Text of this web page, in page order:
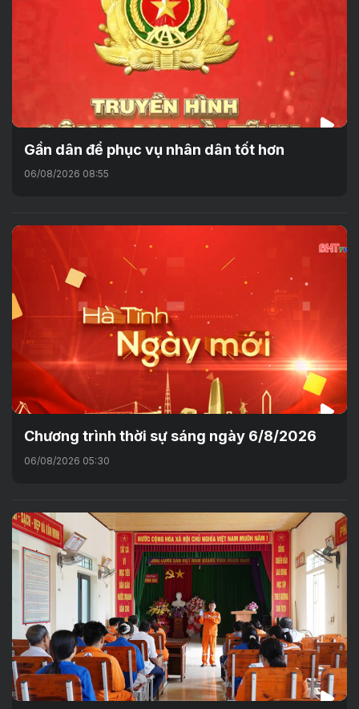
Gần dân để phục vụ nhân dân tốt hơn
06/08/2026 08:55
Chương trình thời sự sáng ngày 6/8/2026
06/08/2026 05:30